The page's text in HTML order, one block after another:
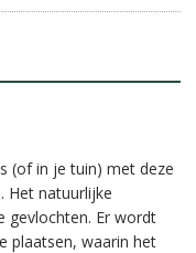
v
(of in je tuin) met deze
Het natuurlijke
gevlochten. Er wordt
plaatsen, waarin het